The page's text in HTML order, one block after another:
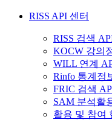
RISS API 센터
RISS 검색
KOCW 강의
WILL 연계
Rinfo 통계정
FRIC 검색
SAM 분석활
활용 및 참여